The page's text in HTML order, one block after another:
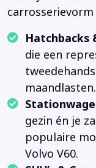
Hatchbacks
die een
maandlasten.
gezin én je
populaire
Volvo V60.